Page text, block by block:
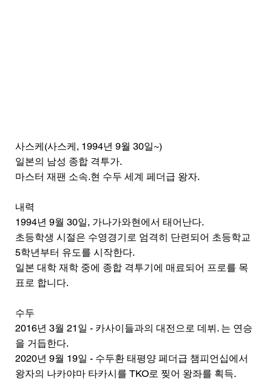
사스케(사스케, 1994년 9월 30일~)
일본의 남성 종합 격투가.
마스터 재팬 소속.현 수두 세계 페더급 왕자.
내력
1994년 9월 30일, 가나가와현에서 태어난다.
초등학생 시절은 수영경기로 엄격히 단련되어 초등학교
5학년부터 유도를 시작한다.
일본 대학 재학 중에 종합 격투기에 매료되어 프로를 목
표로 합니다.
수두
2016년 3월 21일 - 카사이들과의 대전으로 데뷔. 는 연승
을 거듭한다.
2020년 9월 19일 - 수두환 태평양 페더급 챔피언십에서
왕자의 나카야마 타카시를 TKO로 찢어 왕좌를 획득.